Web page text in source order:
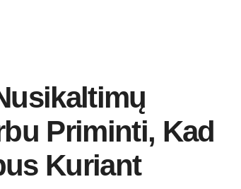
Priminti, Kad
Kuriant